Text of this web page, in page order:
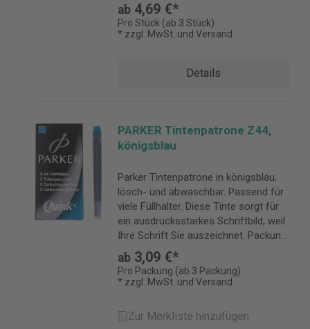
ab 4,69 €*
Pro Stück (ab 3 Stück)
* zzgl. MwSt. und Versand
Details
PARKER Tintenpatrone Z44,
königsblau
Parker Tintenpatrone in königsblau,
lösch- und abwaschbar. Passend für
viele Füllhalter. Diese Tinte sorgt für
ein ausdrucksstarkes Schriftbild, weil
Ihre Schrift Sie auszeichnet. Packung:
5 Stück.
ab 3,09 €*
Pro Packung (ab 3 Packung)
* zzgl. MwSt. und Versand
Zur Merkliste hinzufügen